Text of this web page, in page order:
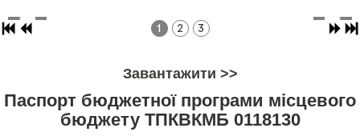
1 2 3
Завантажити >>
Паспорт бюджетної програми місцевого
бюджету ТПКВКМБ 0118130